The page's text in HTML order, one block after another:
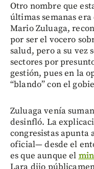
Otro nombre que
últimas semanas
Mario Zuluaga,
por ser el vocero
salud, pero a su vez
sectores por
gestión, pues en la
“blando” con el
Zuluaga venía
desinfló. La
congresistas
oficial— desde el
es que aunque el